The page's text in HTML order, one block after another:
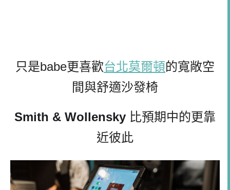
只是babe更喜歡台北莫爾頓的寬敞空
間與舒適沙發椅
Smith & Wollensky 比預期中的更靠
近彼此